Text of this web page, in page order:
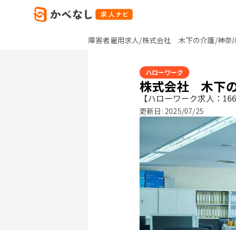
障害者雇用求人/株式会社 木下の介護/神奈
ハローワーク
株式会社 木下
【ハローワーク求人：
更新日: 2025/07/25